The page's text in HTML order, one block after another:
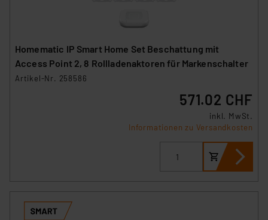
Homematic IP Smart Home Set Beschattung mit
Access Point 2, 8 Rollladenaktoren für Markenschalter
Artikel-Nr. 258586
571.02 CHF
inkl. MwSt.
Informationen zu Versandkosten